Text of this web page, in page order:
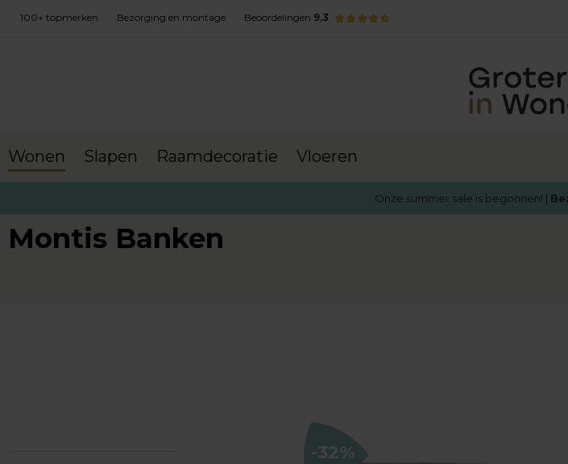
100+ topmerken Bezorging en montage Beoordelingen 9,3
Wonen Slapen Raamdecoratie Vloeren
Onze summer sale is begonnen! |
terug naar Wonen Banken
Montis Banken
-32%